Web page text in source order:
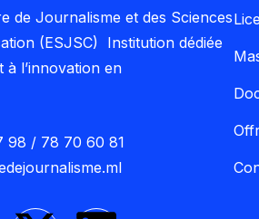
de Journalisme et des Sciences
(ESJSC) Institution dédiée
l’innovation en
98 / 78 70 60 81